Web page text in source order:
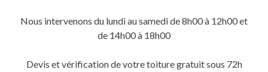
fenêtre)
Nous intervenons du lundi au samedi de 8h00 à 12h00 et
de 14h00 à 18h00
Devis et vérification de votre toiture gratuit sous 72h